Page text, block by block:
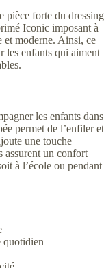
pièce forte du dressing
Iconic imposant à
et moderne. Ainsi, ce
les enfants qui aiment
les enfants dans
permet de l’enfiler et
une touche
assurent un confort
à l’école ou pendant
quotidien